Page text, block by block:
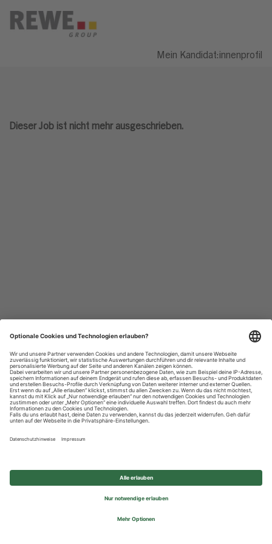
Mein Kandidat:innenprofil
Dieser Job ist nicht mehr ausgeschrieben.
Datenschutzhinweise
Impressum
Privatsphäre-Einstellungen
© 2026 REWE Group - All rights reserved